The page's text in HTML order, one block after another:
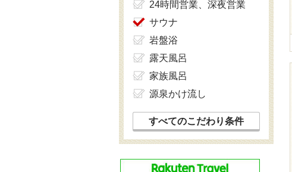
24時間営業、深夜営業
サウナ
岩盤浴
露天風呂
家族風呂
源泉かけ流し
すべてのこだわり条件